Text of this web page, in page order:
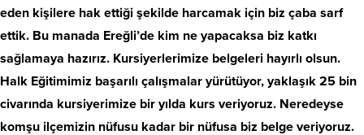
eden kişilere hak ettiği şekilde harcamak için biz çaba sarf
ettik. Bu manada Ereğli’de kim ne yapacaksa biz katkı
sağlamaya hazırız. Kursiyerlerimize belgeleri hayırlı olsun.
Halk Eğitimimiz başarılı çalışmalar yürütüyor, yaklaşık 25 bin
civarında kursiyerimize bir yılda kurs veriyoruz. Neredeyse
komşu ilçemizin nüfusu kadar bir nüfusa biz belge veriyoruz.